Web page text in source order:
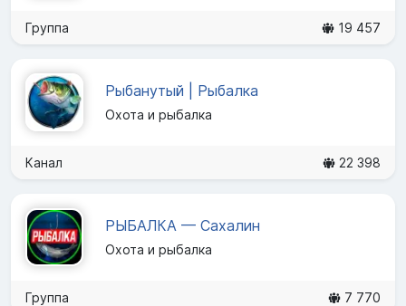
Группа 19 457
Рыбанутый | Рыбалка
Охота и рыбалка
Канал 22 398
РЫБАЛКА — Сахалин
Охота и рыбалка
Группа 7 770